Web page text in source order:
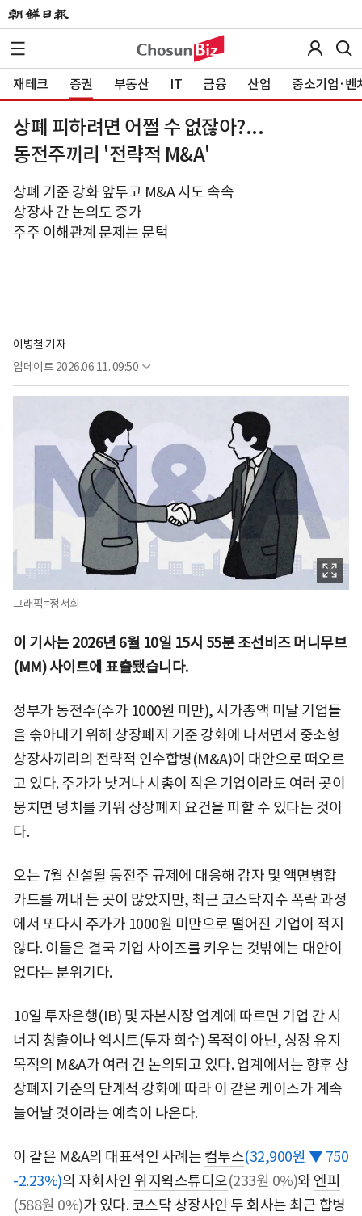
재테크 증권 부동산 IT 금융 산업 중소기업·벤
상폐 피하려면 어쩔 수 없잖아?...
동전주끼리 '전략적 M&A'
상폐 기준 강화 앞두고 M&A 시도 속속
상장사 간 논의도 증가
주주 이해관계 문제는 문턱
이병철 기자
업데이트 2026.06.11. 09:50
그래픽=정서희
이 기사는 2026년 6월 10일 15시 55분 조선비즈 머니무브
(MM) 사이트에 표출됐습니다.
정부가 동전주(주가 1000원 미만), 시가총액 미달 기업들
을 솎아내기 위해 상장폐지 기준 강화에 나서면서 중소형
상장사끼리의 전략적 인수합병(M&A)이 대안으로 떠오르
고 있다. 주가가 낮거나 시총이 작은 기업이라도 여러 곳이
뭉치면 덩치를 키워 상장폐지 요건을 피할 수 있다는 것이
다.
오는 7월 신설될 동전주 규제에 대응해 감자 및 액면병합
카드를 꺼내 든 곳이 많았지만, 최근 코스닥지수 폭락 과정
에서 또다시 주가가 1000원 미만으로 떨어진 기업이 적지
않다. 이들은 결국 기업 사이즈를 키우는 것밖에는 대안이
없다는 분위기다.
10일 투자은행(IB) 및 자본시장 업계에 따르면 기업 간 시
너지 창출이나 엑시트(투자 회수) 목적이 아닌, 상장 유지
목적의 M&A가 여러 건 논의되고 있다. 업계에서는 향후 상
장폐지 기준의 단계적 강화에 따라 이 같은 케이스가 계속
늘어날 것이라는 예측이 나온다.
이 같은 M&A의 대표적인 사례는 컴투스(32,900원 ▼ 750
-2.23%)의 자회사인 위지윅스튜디오(233원 0%)와 엔피
(588원 0%)가 있다. 코스닥 상장사인 두 회사는 최근 합병